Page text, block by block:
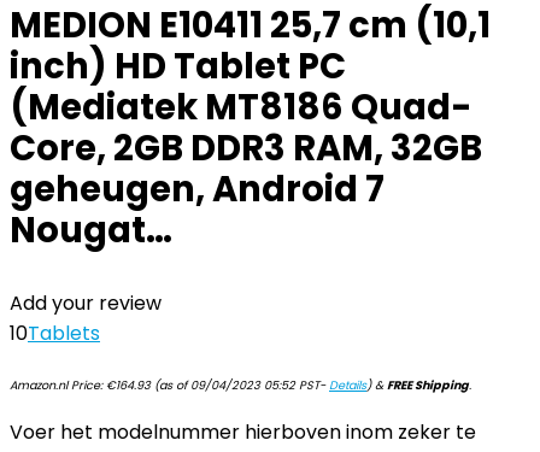
MEDION E10411 25,7 cm (10,1
inch) HD Tablet PC
(Mediatek MT8186 Quad-
Core, 2GB DDR3 RAM, 32GB
geheugen, Android 7
Nougat…
Add your review
10Tablets
Amazon.nl Price: €164.93(as of 09/04/2023 05:52 PST-Details)&FREE Shipping.
Voer het modelnummer hierboven inom zeker te